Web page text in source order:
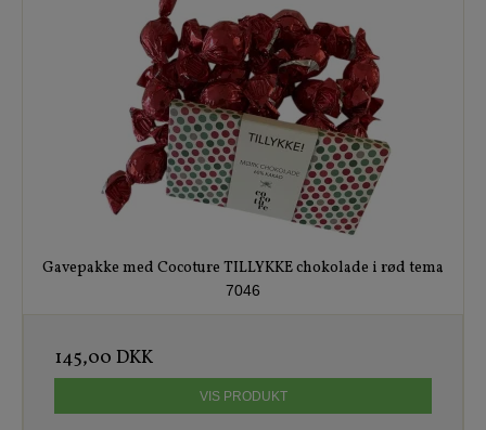
Gavepakke med Cocoture TILLYKKE chokolade i rød tema
7046
145,00 DKK
VIS PRODUKT